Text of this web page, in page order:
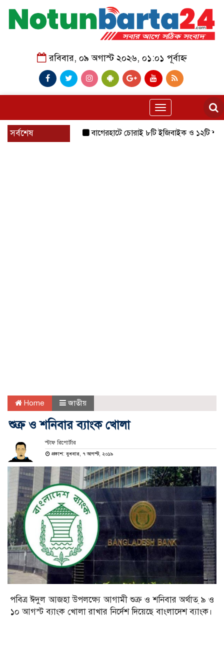
রবিবার, ০৯ অগাস্ট ২০২৬, ০১:০১ পূর্বাহ্ন
Toggle
navigation
সর্বশেষ বাগেরহাটে চোরাই ৮টি ইজিবাইক ও ১২টি
Home জাতীয়
শুক্র ও শনিবার ব্যাংক খোলা
স্টাফ রিপোর্টার
প্রকাশ: বুধবার, ৭ আগস্ট, ২০১৯
পবিত্র ঈদুল আজহা উপলক্ষ্যে আগামী শুক্র ও শনিবার অর্থাত্ ৯ ও
১০ আগস্ট ব্যাংক খোলা রাখার নির্দেশ দিয়েছে বাংলাদেশ ব্যাংক।